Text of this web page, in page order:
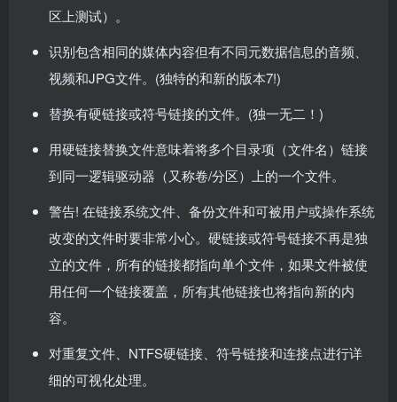
区上测试）。
识别包含相同的媒体内容但有不同元数据信息的音频、
视频和JPG文件。(独特的和新的版本7!)
替换有硬链接或符号链接的文件。(独一无二！)
用硬链接替换文件意味着将多个目录项（文件名）链接
到同一逻辑驱动器（又称卷/分区）上的一个文件。
警告! 在链接系统文件、备份文件和可被用户或操作系统
改变的文件时要非常小心。硬链接或符号链接不再是独
立的文件，所有的链接都指向单个文件，如果文件被使
用任何一个链接覆盖，所有其他链接也将指向新的内
容。
对重复文件、NTFS硬链接、符号链接和连接点进行详
细的可视化处理。